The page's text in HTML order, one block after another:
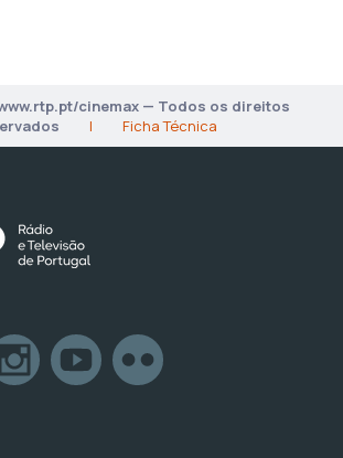
cinemax — Todos os direitos
| Ficha Técnica